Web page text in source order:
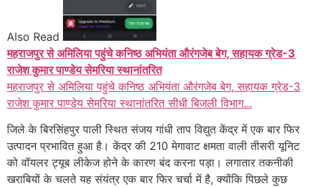
Also Read
महराजपुर से अमिलिया पहुंचे कनिष्ठ अभियंता औरंगजेब बेग, सहायक ग्रेड-3
राजेश कुमार पाण्डेय सेमरिया स्थानांतरित
महराजपुर से अमिलिया पहुंचे कनिष्ठ अभियंता औरंगजेब बेग, सहायक ग्रेड-3
राजेश कुमार पाण्डेय सेमरिया स्थानांतरित सीधी बिजली विभाग...
जिले के बिरसिंहपुर पाली स्थित संजय गांधी ताप विद्युत केंद्र में एक बार फिर
उत्पादन प्रभावित हुआ है। केंद्र की 210 मेगावाट क्षमता वाली तीसरी यूनिट
को वॉयलर ट्यूब लीकेज होने के कारण बंद करना पड़ा। लगातार तकनीकी
खराबियों के चलते यह संयंत्र एक बार फिर चर्चा में है, क्योंकि पिछले कुछ